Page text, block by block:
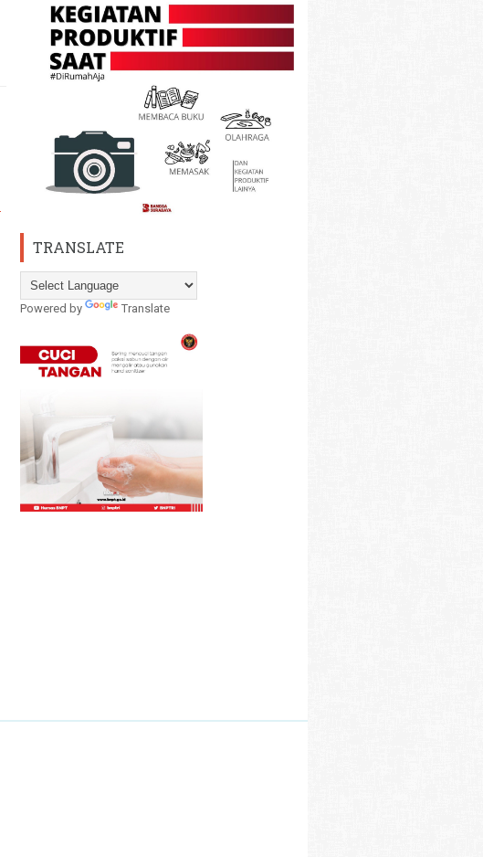
TRANSLATE
Powered by Translate